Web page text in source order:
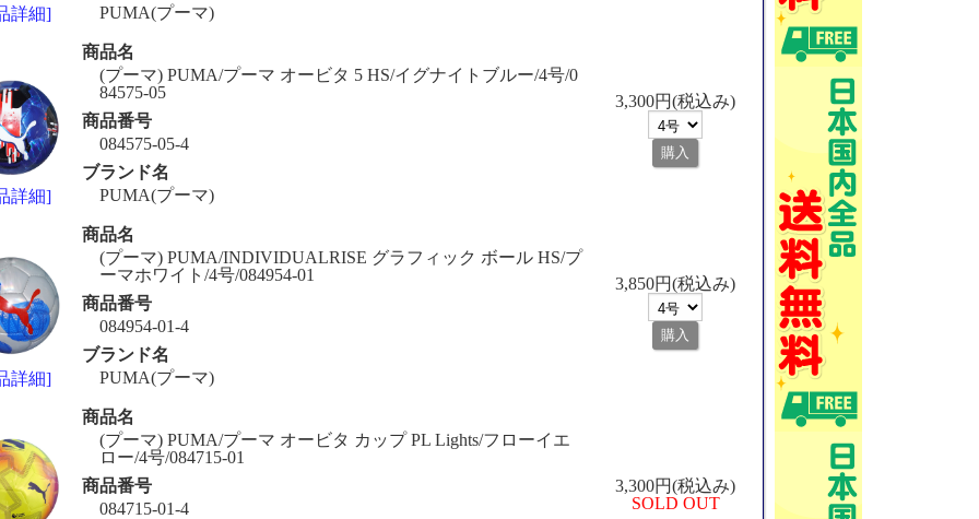
詳細]
PUMA(プーマ)
詳細]
商品名
(プーマ) PUMA/プーマ オービタ 5 HS/イグナイトブルー/4号/0
84575-05
商品番号
084575-05-4
ブランド名
PUMA(プーマ)
3,300円(税込み)
詳細]
商品名
(プーマ) PUMA/INDIVIDUALRISE グラフィック ボール HS/プ
ーマホワイト/4号/084954-01
商品番号
084954-01-4
ブランド名
PUMA(プーマ)
3,850円(税込み)
商品名
(プーマ) PUMA/プーマ オービタ カップ PL Lights/フローイエ
ロー/4号/084715-01
商品番号
084715-01-4
3,300円(税込み)
SOLD OUT